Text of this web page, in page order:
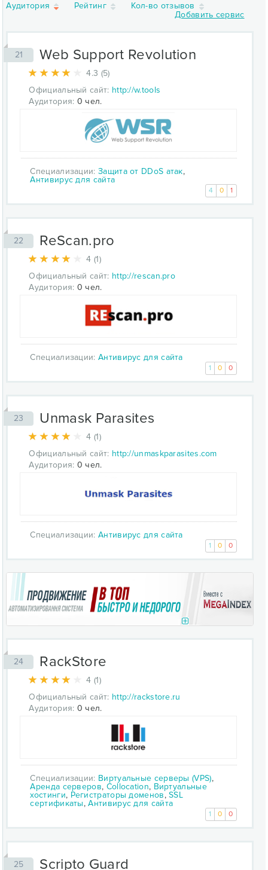
Аудитория Рейтинг
Кол-во отзывов
Добавить сервис
21 Web Support Revolution
4.3 (5)
Официальный сайт: http://w.tools
Аудитория: 0 чел.
Специализации: Защита от DDoS атак,
Антивирус для сайта
4 0 1
22 ReScan.pro
4 (1)
Официальный сайт: http://rescan.pro
Аудитория: 0 чел.
Специализации: Антивирус для сайта
1 0 0
23 Unmask Parasites
4 (1)
Официальный сайт: http://unmaskparasites.com
Аудитория: 0 чел.
Специализации: Антивирус для сайта
1 0 0
24 RackStore
4 (1)
Официальный сайт: http://rackstore.ru
Аудитория: 0 чел.
Специализации: Виртуальные серверы (VPS),
Аренда серверов, Collocation, Виртуальные
хостинги, Регистраторы доменов,SSL
сертификаты,Антивирус для сайта
1 0 0
25 Scripto Guard